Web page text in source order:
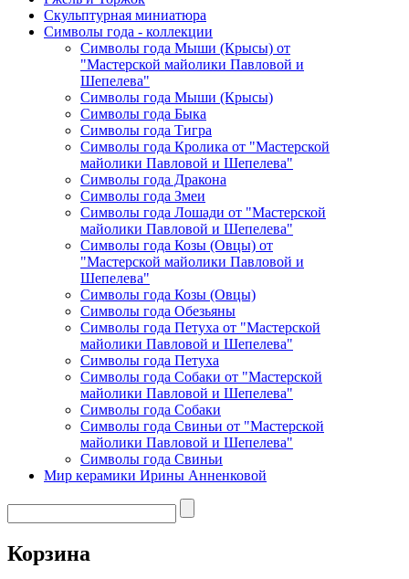
Скульптурная миниатюра
Символы года - коллекции
Символы года Мыши (Крысы) от
"Мастерской майолики Павловой и
Шепелева"
Символы года Мыши (Крысы)
Символы года Быка
Символы года Тигра
Символы года Кролика от "Мастерской
майолики Павловой и Шепелева"
Символы года Дракона
Символы года Змеи
Символы года Лошади от "Мастерской
майолики Павловой и Шепелева"
Символы года Козы (Овцы) от
"Мастерской майолики Павловой и
Шепелева"
Символы года Козы (Овцы)
Символы года Обезьяны
Символы года Петуха от "Мастерской
майолики Павловой и Шепелева"
Символы года Петуха
Символы года Собаки от "Мастерской
майолики Павловой и Шепелева"
Символы года Собаки
Символы года Свиньи от "Мастерской
майолики Павловой и Шепелева"
Символы года Свиньи
Мир керамики Ирины Анненковой
Корзина